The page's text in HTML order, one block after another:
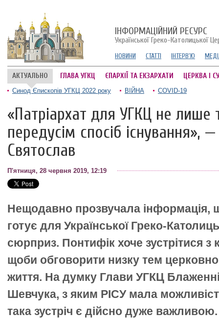
ІНФОРМАЦІЙНИЙ РЕСУРС
Української Греко-Католицької
НОВИНИ СТАТТІ ІНТЕРВ'Ю
АКТУАЛЬНО ГЛАВА УГКЦ ЄПАРХІЇ ТА ЕКЗАРХАТИ ЦЕРКВА І
Синод Єпископів УГКЦ 2022 року ВІЙНА COVID-19
«Патріархат для УГКЦ не лише
передусім спосіб існування»,
Святослав
П'ятниця, 28 червня 2019, 12:19
Нещодавно прозвучала інформація,
готує для Української Греко-
сюрприз. Понтифік хоче зустрітися з
щоби обговорити низку тем
життя. На думку Глави УГКЦ
Шевчука, з яким РІСУ мала
така зустріч є дійсно дуже важливою.